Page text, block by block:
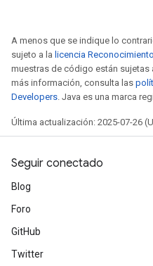
A menos que se indique lo
sujeto a la licencia
muestras de código están sujetas
más información, consulta las
Developers . Java es una marca
Última actualización: 2025-07-26
Seguir conectado
Blog
Foro
GitHub
Twitter